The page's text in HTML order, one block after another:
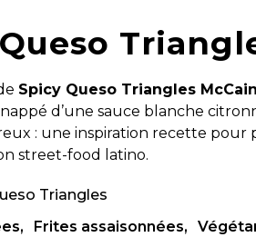
Spicy Queso Triangles
d’une sauce blanche
: une inspiration recette pour
street-food latino.
Triangles
Frites assaisonnées